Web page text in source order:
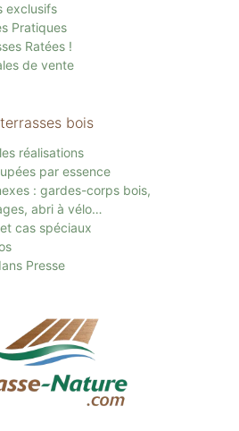
exclusifs
Pratiques
Ratées !
de vente
bois
réalisations
par essence
: gardes-corps bois,
abri à vélo…
cas spéciaux
Presse